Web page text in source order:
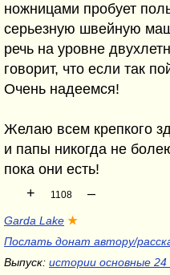
ножницами пробует
серьезную швейную
речь на уровне
говорит, что если так
Очень надеемся!
Желаю всем крепкого
и папы никогда не
пока они есть!
+
1108 –
Garda Lake ★
Послать донат автору/
Выпуск: истории основные 24